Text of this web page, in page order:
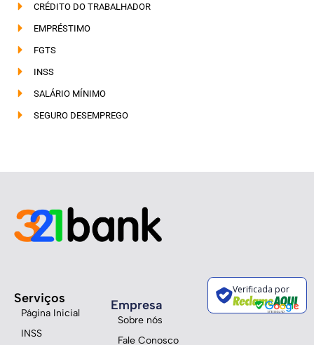
CRÉDITO DO TRABALHADOR
EMPRÉSTIMO
FGTS
INSS
SALÁRIO MÍNIMO
SEGURO DESEMPREGO
Serviços
Página Inicial
INSS
Empresa
Sobre nós
Fale Conosco
Verificada por